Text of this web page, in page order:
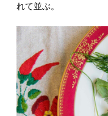
れて並ぶ。